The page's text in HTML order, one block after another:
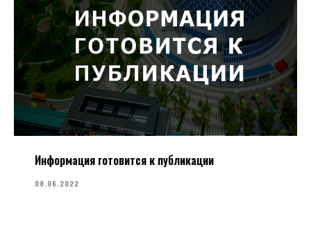
Информация готовится к публикации
08.06.2022